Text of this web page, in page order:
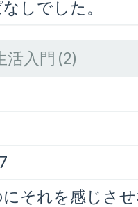
しでした。
入門 (2)
それを感じさ